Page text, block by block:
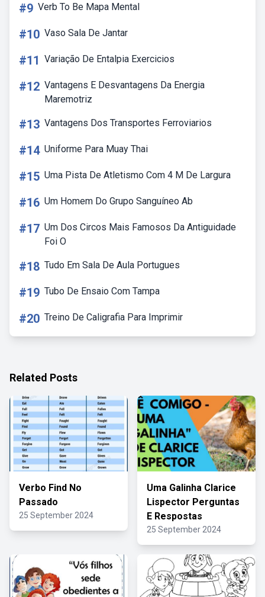
#9 Verb To Be Mapa Mental
#10 Vaso Sala De Jantar
#11 Variação De Entalpia Exercicios
#12 Vantagens E Desvantagens Da Energia
Maremotriz
#13 Vantagens Dos Transportes Ferroviarios
#14 Uniforme Para Muay Thai
#15 Uma Pista De Atletismo Com 4 M De Largura
#16 Um Homem Do Grupo Sanguíneo Ab
#17 Um Dos Circos Mais Famosos Da Antiguidade
Foi O
#18 Tudo Em Sala De Aula Portugues
#19 Tubo De Ensaio Com Tampa
#20 Treino De Caligrafia Para Imprimir
Related Posts
Verbo Find No
Passado
25 September 2024
Uma Galinha Clarice
Lispector Perguntas
E Respostas
25 September 2024